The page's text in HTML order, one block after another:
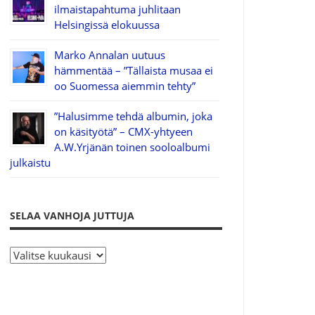
ilmaistapahtuma juhlitaan
Helsingissä elokuussa
Marko Annalan uutuus
hämmentää – ”Tällaista musaa ei
oo Suomessa aiemmin tehty”
”Halusimme tehdä albumin, joka
on käsityötä” – CMX-yhtyeen
A.W.Yrjänän toinen sooloalbumi
julkaistu
SELAA VANHOJA JUTTUJA
S